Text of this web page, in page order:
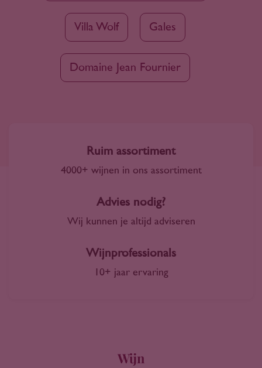
Villa Wolf Gales
Domaine Jean Fournier
Ruim assortiment
4000+ wijnen in ons assortiment
Advies nodig?
Wij kunnen je altijd adviseren
Wijnprofessionals
10+ jaar ervaring
Wijn